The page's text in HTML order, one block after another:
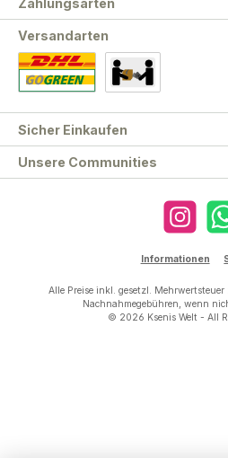
Unsere Communities
Zahlungsarten
Versandarten
Sicher Einkaufen
Instagram
Informationen
Alle Preise inkl. gesetzl. Mehrwertsteuer
Nachnahmegebühren, wenn
© 2026 Ksenis Welt - All